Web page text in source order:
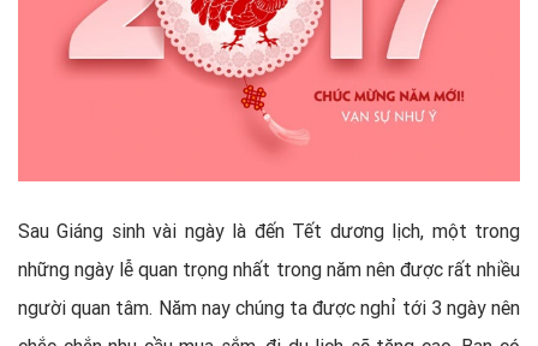
Sau Giáng sinh vài ngày là đến Tết dương lịch, một trong
những ngày lễ quan trọng nhất trong năm nên được rất nhiều
người quan tâm. Năm nay chúng ta được nghỉ tới 3 ngày nên